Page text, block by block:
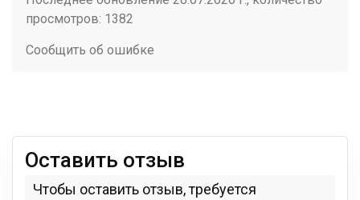
просмотров: 1382
Сообщить об ошибке
Оставить отзыв
Чтобы оставить отзыв, требуется